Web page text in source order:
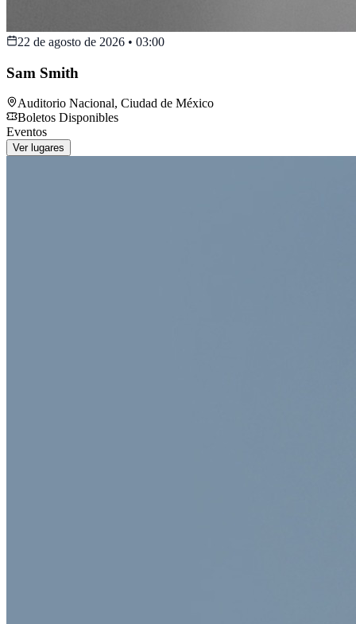
22 de agosto de 2026 • 03:00
Sam Smith
Auditorio Nacional, Ciudad de México
Boletos Disponibles
Eventos
Ver lugares